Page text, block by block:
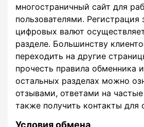
многостраничный сайт для
пользователями. Регистрация
цифровых валют
разделе. Большинству
переходить на другие
прочесть правила обменника
остальных разделах можно
отзывами, ответами на
также получить контакты для
Условия обмена